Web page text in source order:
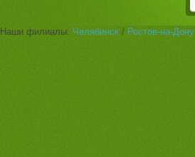
Наши филиалы: Челябинск / Ростов-на-Дону